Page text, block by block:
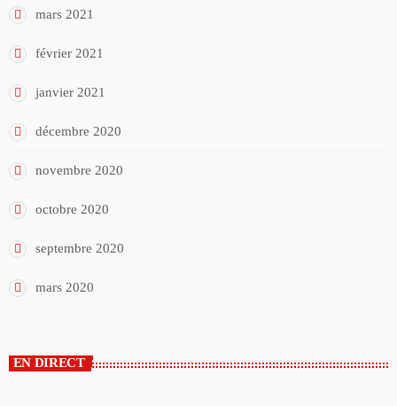
mars 2021
février 2021
janvier 2021
décembre 2020
novembre 2020
octobre 2020
septembre 2020
mars 2020
EN DIRECT